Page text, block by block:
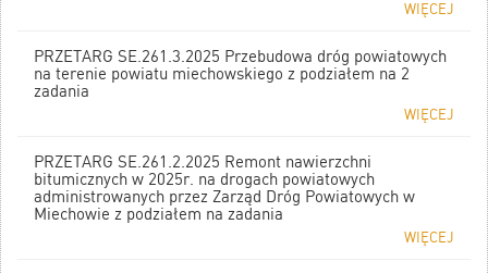
WIĘCEJ
PRZETARG SE.261.3.2025 Przebudowa dróg powiatowych
na terenie powiatu miechowskiego z podziałem na 2
zadania
WIĘCEJ
PRZETARG SE.261.2.2025 Remont nawierzchni
bitumicznych w 2025r. na drogach powiatowych
administrowanych przez Zarząd Dróg Powiatowych w
Miechowie z podziałem na zadania
WIĘCEJ